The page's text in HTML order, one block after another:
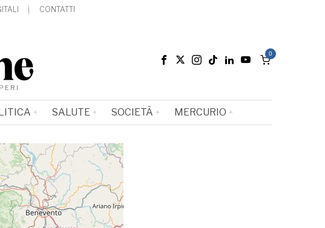
CONTATTI
0
SALUTE SOCIETÀ MERCURIO